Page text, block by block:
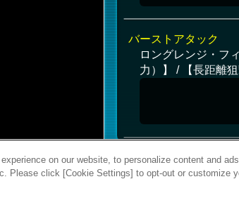
バーストアタック
ロングレンジ・フ
力）】 / 【長距離狙
on our website, to personalize content and
Please click [Cookie Settings] to opt-out or customize